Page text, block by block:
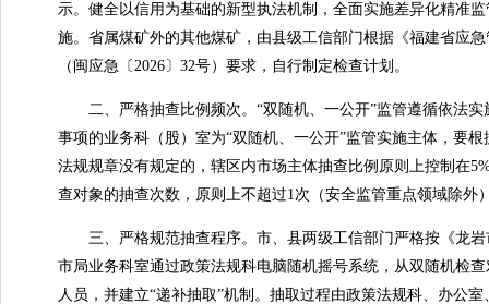
示。健全以信用为基础的新型执法机制，全面实施差异化精准
施。省属煤矿外的其他煤矿，由县级工信部门根据《福建省应
（闽应急〔2026〕32号）要求，自行制定检查计划。
二、严格抽查比例频次。“双随机、一公开”监管遵循依法实
事项的业务科（股）室为“双随机、一公开”监管实施主体，要
法规规章没有规定的，辖区内市场主体抽查比例原则上控制在
查对象的抽查次数，原则上不超过1次（安全监管重点领域除外
三、严格规范抽查程序。市、县两级工信部门严格按《龙岩
市局业务科室通过政策法规科电脑随机摇号系统，从双随机检
人员，并建立“递补抽取”机制。抽取过程由政策法规科、办公